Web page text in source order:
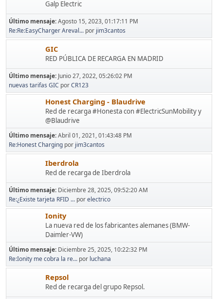
Galp Electric
Último mensaje:Agosto 15, 2023, 01:17:11 PM
Re:Re:EasyCharger Areval... por jim3cantos
GIC
RED PÚBLICA DE RECARGA EN MADRID
Último mensaje: Junio 27, 2022, 05:26:02 PM
nuevas tarifas GIC porCR123
Honest Charging - Blaudrive
Red de recarga #Honesta con #ElectricSunMobility y
@Blaudrive
Último mensaje:Abril 01, 2021, 01:43:48 PM
Re:Honest Charging por jim3cantos
Iberdrola
Red de recarga de Iberdrola
Último mensaje: Diciembre 28, 2025, 09:52:20 AM
Re:¿Existe tarjeta RFID ... porelectrico
Ionity
La nueva red de los fabricantes alemanes (BMW-
Daimler-VW)
Último mensaje: Diciembre 25, 2025, 10:22:32 PM
Re:Ionity me cobra la re... por luchana
Repsol
Red de recarga del grupo Repsol.